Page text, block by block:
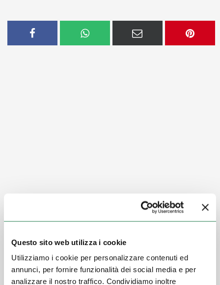
Questo sito web utilizza i cookie
Utilizziamo i cookie per personalizzare contenuti ed
annunci, per fornire funzionalità dei social media e per
analizzare il nostro traffico. Condividiamo inoltre